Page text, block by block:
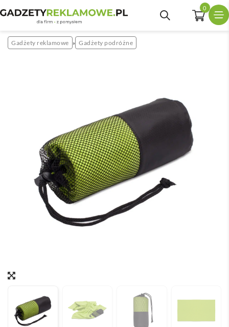
0
Gadżety reklamowe » Gadżety podróżne